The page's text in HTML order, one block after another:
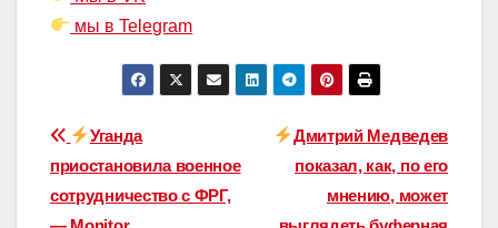
мы в Telegram
Навигация
по
Дмитрий Медведев
показал, как, по его
мнению, может
Уганда
приостановила военное
сотрудничество с ФРГ,